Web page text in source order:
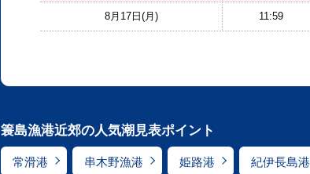
8月17日(月) 11:59
簑島漁港近郊の人気潮見表ポイント
常滑港 串木野漁港 姫路港 紀伊長島港